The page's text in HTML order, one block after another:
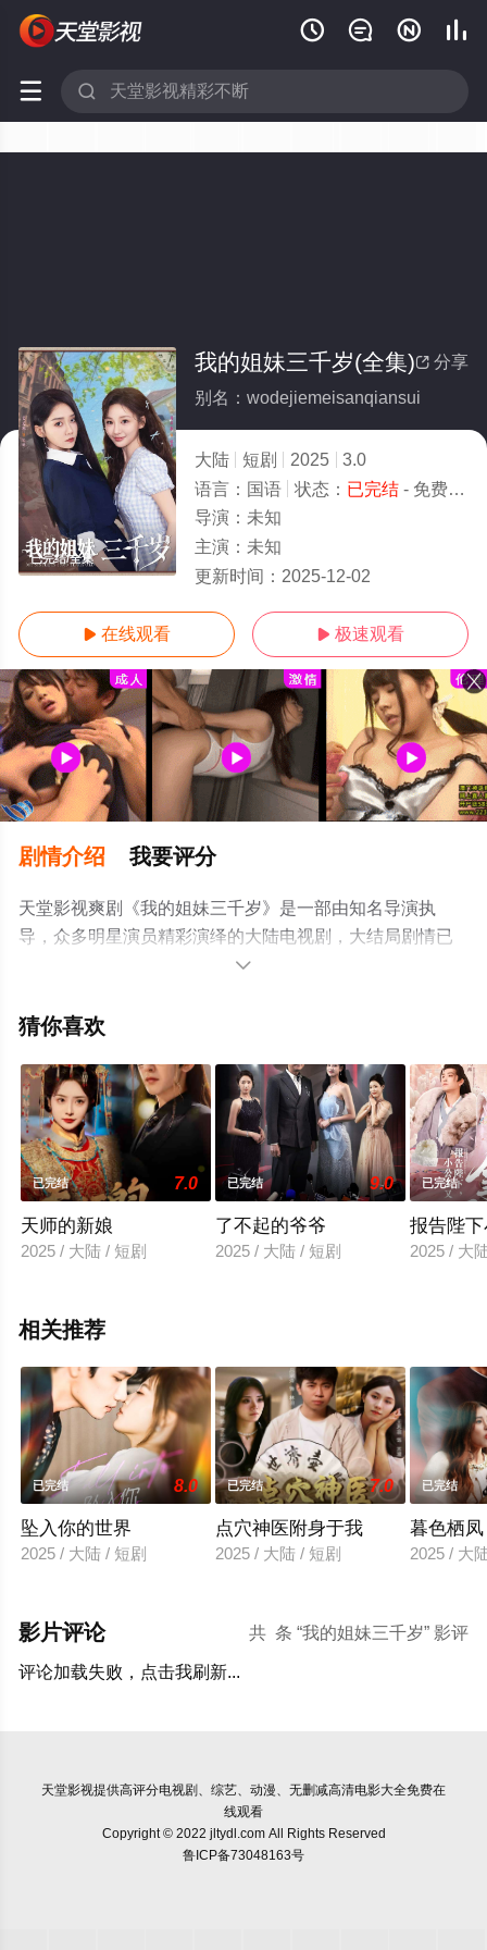
   
 
已完结/全集
 分享
我的姐妹三千岁(全集)
别名：wodejiemeisanqiansui
大陆 短剧 2025
3.0
语言： 国语 状态： 已完结- 免费在线观看
导演： 未知
主演： 未知
更新时间： 2025-12-02
 在线观看  极速观看
剧情介绍 我要评分
天堂影视爽剧《我的姐妹三千岁》是一部由知名导演执
导，众多明星演员精彩演绎的大陆电视剧，大结局剧情已
揭晓（已完结），手机免费观看高清未删减完整版电视剧
剧、电视猫或剧情网等平台了解。

猜你喜欢
已完结 7.0
天师的新娘
2025 / 大陆 / 短剧
已完结 9.0
了不起的爷爷
2025 / 大陆 / 短剧
已完结
报告陛
2025 / 大
相关推荐
已完结 8.0
坠入你的世界
2025 / 大陆 / 短剧
已完结 7.0
点穴神医附身于我
2025 / 大陆 / 短剧
已完结
暮色栖凤
2025 / 大
共 条 “我的姐妹三千岁” 影评
影片评论
评论加载失败，点击我刷新...
天堂影视提供高评分电视剧、综艺、动漫、无删减高清电影大全免费在
线观看
Copyright © 2022 jltydl.com All Rights Reserved
鲁ICP备73048163号